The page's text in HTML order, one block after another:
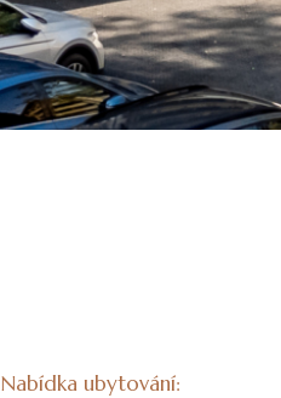
Nabídka ubytování: